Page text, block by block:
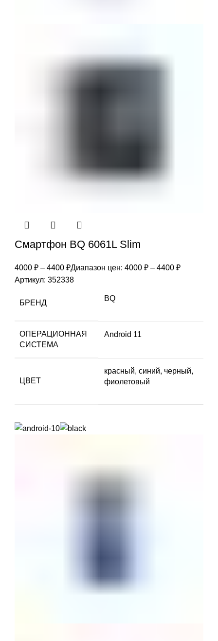
Смартфон BQ 6061L Slim
4000 ₽ – 4400 ₽Диапазон цен: 4000 ₽ – 4400 ₽
Артикул: 352338
БРЕНД
BQ
ОПЕРАЦИОННАЯ
СИСТЕМА
Android 11
ЦВЕТ
красный, синий, черный,
фиолетовый